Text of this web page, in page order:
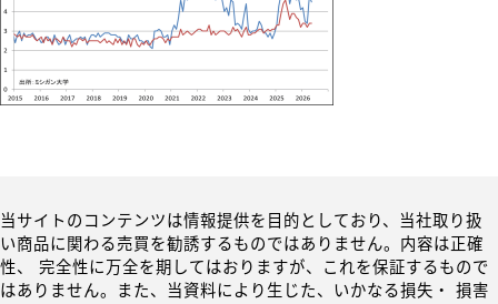
当サイトのコンテンツは情報提供を目的としており、当社取り扱
い商品に関わる売買を勧誘するものではありません。内容は正確
性、 完全性に万全を期してはおりますが、これを保証するもので
はありません。また、当資料により生じた、いかなる損失・ 損害